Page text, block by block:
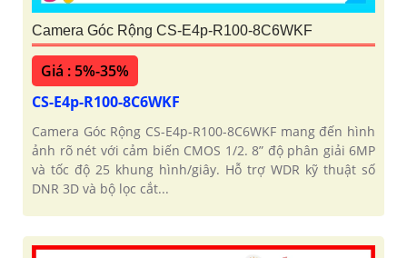
Camera Góc Rộng CS-E4p-R100-8C6WKF
Giá : 5%-35%
CS-E4p-R100-8C6WKF
Camera Góc Rộng CS-E4p-R100-8C6WKF mang đến hình
ảnh rõ nét với cảm biến CMOS 1/2. 8” độ phân giải 6MP
và tốc độ 25 khung hình/giây. Hỗ trợ WDR kỹ thuật số
DNR 3D và bộ lọc cắt...